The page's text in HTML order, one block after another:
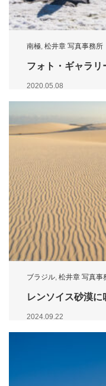
南極, 松井章 写真事務所
フォト・ギャラリ
2020.05.08
ブラジル, 松井章 写真事
レンソイス砂漠
2024.09.22